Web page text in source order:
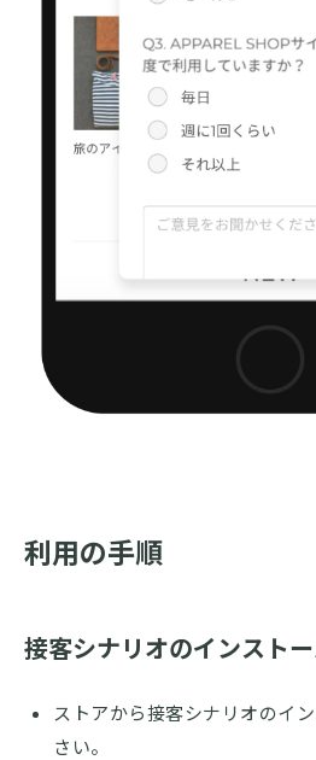
利用の手順
接客シナリオのインスト
ストアから接客シナリオのイ
さい。